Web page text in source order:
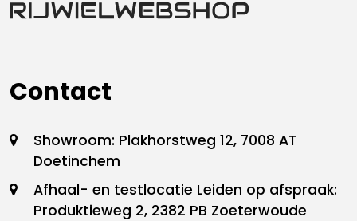
Contact
Showroom: Plakhorstweg 12, 7008 AT
Doetinchem
Afhaal- en testlocatie Leiden op afspraak:
Produktieweg 2, 2382 PB Zoeterwoude